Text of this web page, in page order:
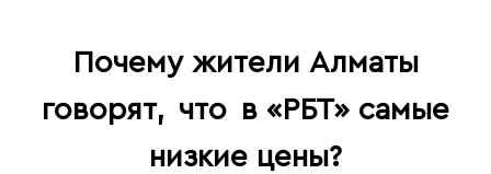
Почему жители Алматы
говорят, что в «РБТ» самые
низкие цены?